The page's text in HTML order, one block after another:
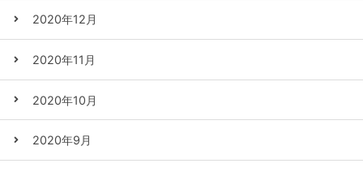
2020年12月
2020年11月
2020年10月
2020年9月